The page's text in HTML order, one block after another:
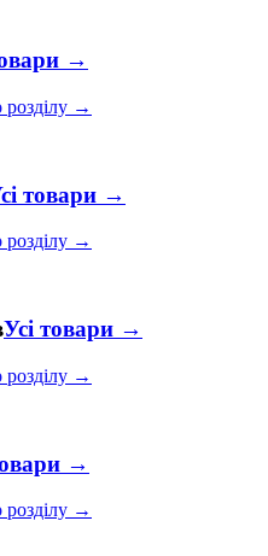
→
→
товари →
→
Усі товари →
→
→
→